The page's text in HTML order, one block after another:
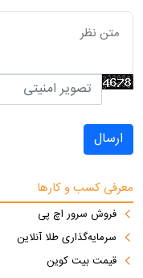
ارسال
معرفی کسب و کارها
فروش سرور اچ پی
سرمایه‌گذاری طلا آنلاین
قیمت بیت کوین